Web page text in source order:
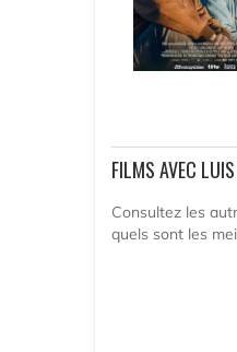
FILMS AVEC
Consultez les
quels sont les